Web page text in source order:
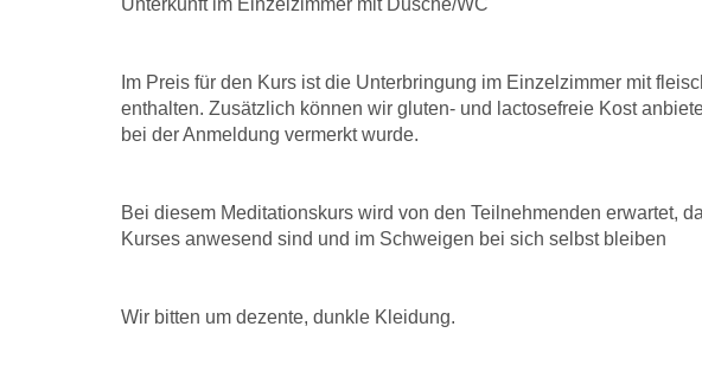
Unterkunft im Einzelzimmer mit Dusche/WC
Im Preis für den Kurs ist die Unterbringung im Einzelzimmer mit
enthalten. Zusätzlich können wir gluten- und lactosefreie Kost
bei der Anmeldung vermerkt wurde.
Bei diesem Meditationskurs wird von den Teilnehmenden erwartet,
Kurses anwesend sind und im Schweigen bei sich selbst bleiben
Wir bitten um dezente, dunkle Kleidung.